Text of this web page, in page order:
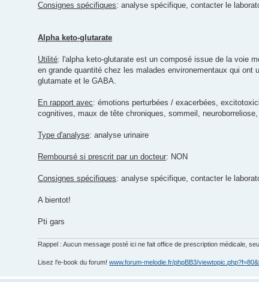
Consignes spécifiques: analyse spécifique, contacter le
Alpha keto-glutarate
Utilité: l'alpha keto-glutarate est un composé issue de la voie
en grande quantité chez les malades environementaux qui
glutamate et le GABA.
En rapport avec: émotions perturbées / exacerbées,
cognitives, maux de tête chroniques, sommeil,
Type d'analyse: analyse urinaire
Remboursé si prescrit par un docteur: NON
Consignes spécifiques: analyse spécifique, contacter le
A bientot!
Pti gars
Rappel : Aucun message posté ici ne fait office de prescription médicale,
Lisez l'e-book du forum!www.forum-melodie.fr/phpBB3/